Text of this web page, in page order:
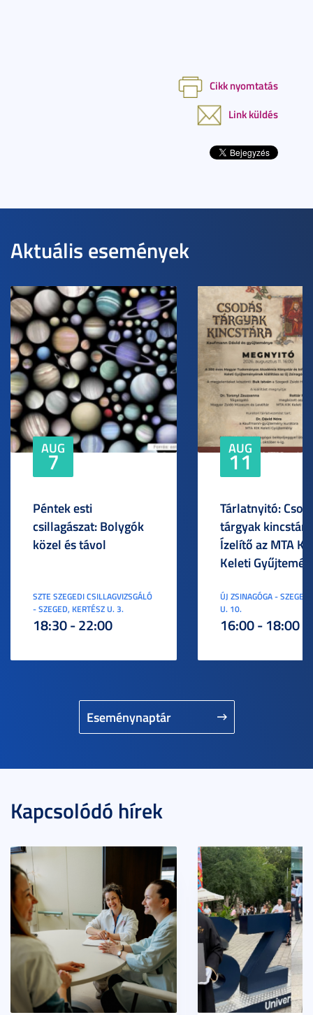
Cikk nyomtatás
Link küldés
Aktuális események
Eseménynaptár
AUG
7
Péntek esti
csillagászat: Bolygók
közel és távol
SZTE SZEGEDI CSILLAGVIZSGÁLÓ
- SZEGED, KERTÉSZ U. 3.
18:30 - 22:00
AUG
11
Tárlatnyitó:
tárgyak
Ízelítő az MTA
Keleti
ÚJ ZSINAGÓGA -
U. 10.
16:00 - 18:00
Kapcsolódó hírek